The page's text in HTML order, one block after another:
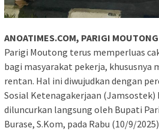
ANOATIMES.COM, PARIGI MOUTONG
Parigi Moutong terus memperluas
bagi masyarakat pekerja, khususnya
rentan. Hal ini diwujudkan dengan
Sosial Ketenagakerjaan (Jamsostek)
diluncurkan langsung oleh Bupati
Burase, S.Kom, pada Rabu (10/9/